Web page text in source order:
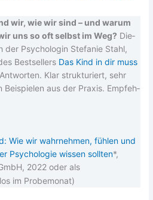
wir, wie wir sind – und war­um
uns so oft selbst im Weg? Die­
der Psy­cho­lo­gin Ste­fa­nie Stahl,
Best­sel­lers Das Kind in dir muss
Klar struk­tu­riert, sehr
Bei­spie­len aus der Pra­xis. Emp­feh­
Wie wir wahr­neh­men, füh­len und
Psy­cho­lo­gie wis­sen soll­ten*,
2022 oder als
im Probemonat)